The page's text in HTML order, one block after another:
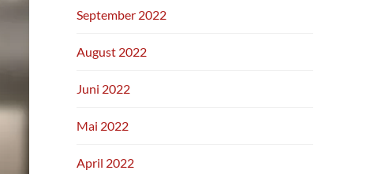
September 2022
August 2022
Juni 2022
Mai 2022
April 2022